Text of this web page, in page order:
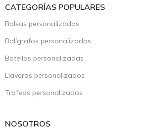
CATEGORÍAS POPULARES
Bolsas personalizadas
Bolígrafos personalizados
Botellas personalizadas
Llaveros personalizados
Trofeos personalizados
NOSOTROS